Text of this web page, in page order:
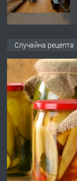
ПРЕДЛАГА
ПРЕДЛАГА
Случайна рецепта